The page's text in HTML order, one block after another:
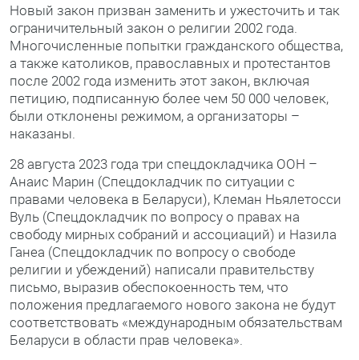
Новый закон призван заменить и ужесточить и так
ограничительный закон о религии 2002 года.
Многочисленные попытки гражданского общества,
а также католиков, православных и протестантов
после 2002 года изменить этот закон, включая
петицию, подписанную более чем 50 000 человек,
были отклонены режимом, а организаторы –
наказаны.
28 августа 2023 года три спецдокладчика ООН –
Анаис Марин (Спецдокладчик по ситуации с
правами человека в Беларуси), Клеман Ньялетосси
Вуль (Спецдокладчик по вопросу о правах на
свободу мирных собраний и ассоциаций) и Назила
Ганеа (Спецдокладчик по вопросу о свободе
религии и убеждений) написали правительству
письмо, выразив обеспокоенность тем, что
положения предлагаемого нового закона не будут
соответствовать «международным обязательствам
Беларуси в области прав человека».